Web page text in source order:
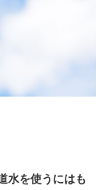
水を使うにはも